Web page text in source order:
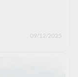
09/12/2025